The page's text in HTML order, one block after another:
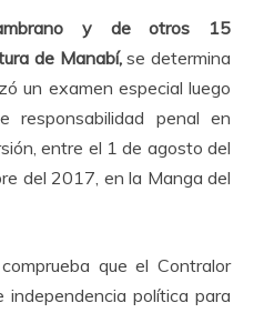
y de otros 15
de Manabí,se determina
un examen especial luego
responsabilidad penal en
entre el 1 de agosto del
del 2017, en la Manga del
que el Contralor
independencia política para